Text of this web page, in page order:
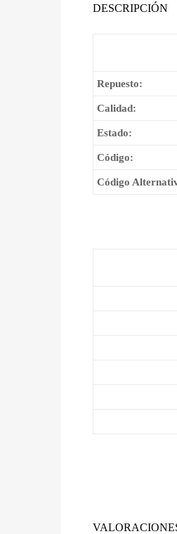
DESCRIPCIÓN
Repuesto:
Calidad:
Estado:
Código:
Código